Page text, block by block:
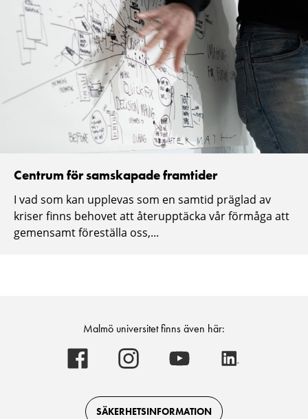
Centrum för samskapade framtider
I vad som kan upplevas som en samtid präglad av
kriser finns behovet att återupptäcka vår förmåga att
gemensamt föreställa oss,...
Malmö universitet finns även här:
Malmö
universitet
on
Facebook
Malmö
universitet
on
Instagram
Malmö
universitet
on
Youtube
SÄKERHETSINFORMATION